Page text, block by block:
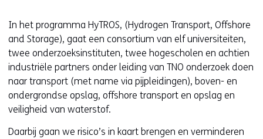
In het programma HyTROS, (Hydrogen Transport, Offshore
and Storage), gaat een consortium van elf universiteiten,
twee onderzoeksinstituten, twee hogescholen en achtien
industriële partners onder leiding van TNO onderzoek doen
naar transport (met name via pijpleidingen), boven- en
ondergrondse opslag, offshore transport en opslag en
veiligheid van waterstof.
Daarbij gaan we risico’s in kaart brengen en verminderen